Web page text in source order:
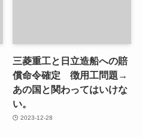
三菱重工と日立造船への賠
償命令確定 徴用工問題→
あの国と関わってはいけな
い。
2023-12-28